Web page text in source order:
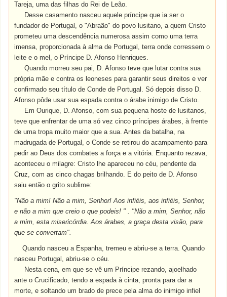
Tareja, uma das filhas do Rei de Leão.
Desse casamento nasceu aquele príncipe que ia ser o
fundador de Portugal, o "Abraão" do povo lusitano, a quem Cristo
prometeu uma descendência numerosa assim como uma terra
imensa, proporcionada à alma de Portugal, terra onde corressem o
leite e o mel, o Príncipe D. Afonso Henriques.
Quando morreu seu pai, D. Afonso teve que lutar contra sua
própria mãe e contra os leoneses para garantir seus direitos e ver
confirmado seu título de Conde de Portugal. Só depois disso D.
Afonso pôde usar sua espada contra o árabe inimigo de Cristo.
Em Ourique, D. Afonso, com sua pequena hoste de lusitanos,
teve que enfrentar de uma só vez cinco príncipes árabes, à frente
de uma tropa muito maior que a sua. Antes da batalha, na
madrugada de Portugal, o Conde se retirou do acampamento para
pedir ao Deus dos combates a força e a vitória. Enquanto rezava,
aconteceu o milagre: Cristo lhe apareceu no céu, pendente da
Cruz, com as cinco chagas brilhando. E do peito de D. Afonso
saiu então o grito sublime:
"Não a mim! Não a mim, Senhor! Aos infiéis, aos infiéis, Senhor,
e não a mim que creio o que podeis! " . "Não a mim, Senhor, não
a mim, esta misericórdia. Aos árabes, a graça desta visão, para
que se convertam".
Quando nasceu a Espanha, tremeu e abriu-se a terra. Quando
nasceu Portugal, abriu-se o céu.
Nesta cena, em que se vê um Príncipe rezando, ajoelhado
ante o Crucificado, tendo a espada à cinta, pronta para dar a
morte, e soltando um brado de prece pela alma do inimigo infiel